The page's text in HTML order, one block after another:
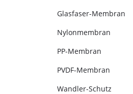
Glasfaser-Membran
Nylonmembran
PP-Membran
PVDF-Membran
Wandler-Schutz